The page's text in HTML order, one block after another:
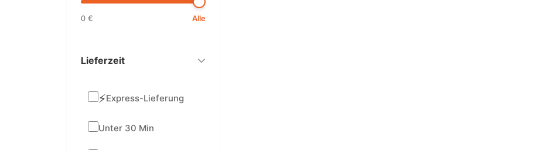
0 € Alle
Lieferzeit
⚡Express-Lieferung
Unter 30 Min